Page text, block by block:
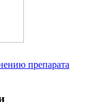
препарата